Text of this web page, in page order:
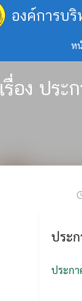
องค์การบริ
ห
เรื่อง ปร
ประก
ประกา